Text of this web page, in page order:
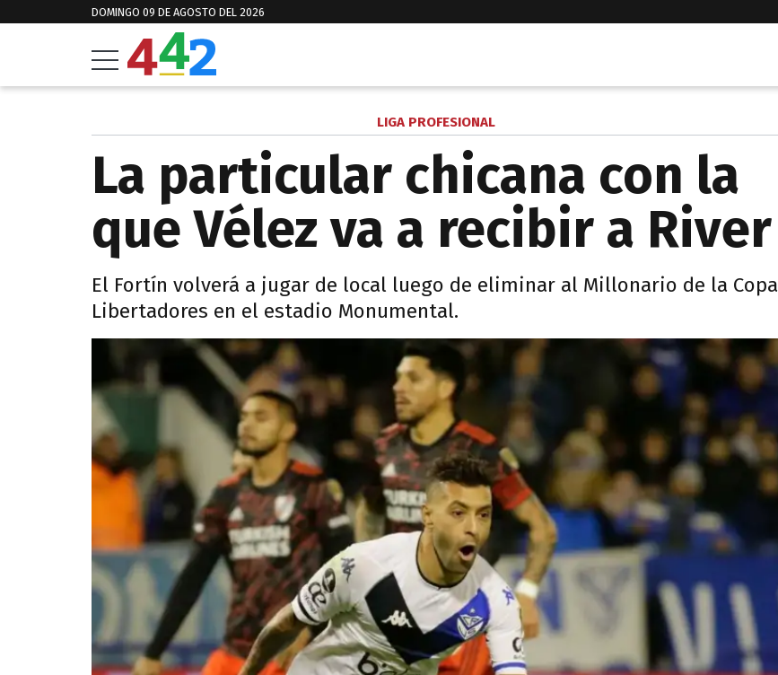
DOMINGO 09 DE AGOSTO DEL 2026
LIGA PROFESIONAL
La particular chicana con la
que Vélez va a recibir a River
El Fortín volverá a jugar de local luego de eliminar al Millonario de la Copa
Libertadores en el estadio Monumental.